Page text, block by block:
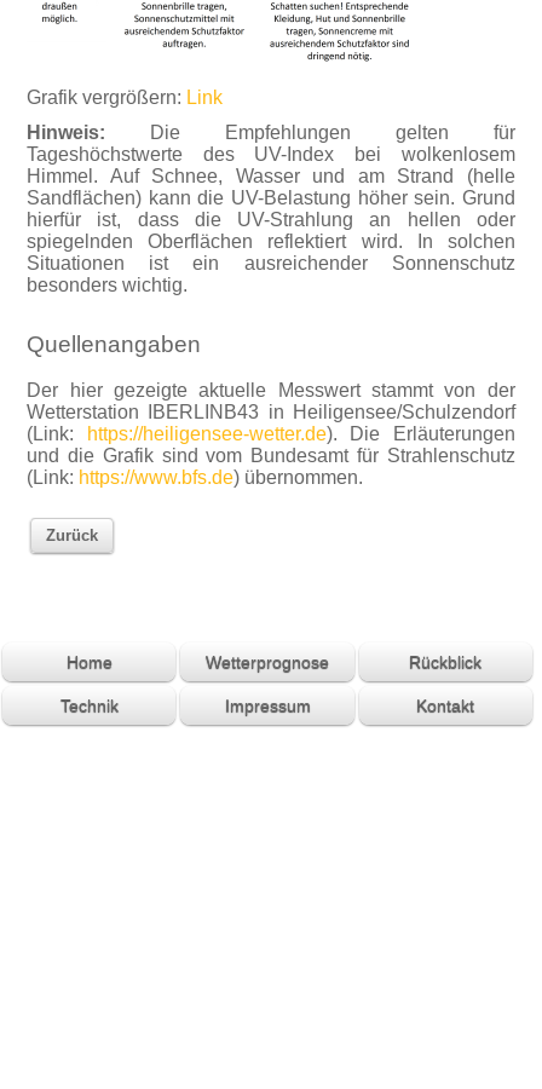
Grafik vergrößern: Link
Hinweis: Die Empfehlungen gelten für
Tageshöchstwerte des UV-Index bei wolkenlosem
Himmel. Auf Schnee, Wasser und am Strand (helle
Sandflächen) kann die UV-Belastung höher sein. Grund
hierfür ist, dass die UV-Strahlung an hellen oder
spiegelnden Oberflächen reflektiert wird. In solchen
Situationen ist ein ausreichender Sonnenschutz
besonders wichtig.
Quellenangaben
Der hier gezeigte aktuelle Messwert stammt von der
Wetterstation IBERLINB43 in Heiligensee/Schulzendorf
(Link:
https://heiligensee-wetter.de). Die Erläuterungen
und die Grafik sind vom Bundesamt für Strahlenschutz
(Link: https://www.bfs.de) übernommen.
Zurück
Home Wetterprognose Rückblick
Technik Impressum Kontakt